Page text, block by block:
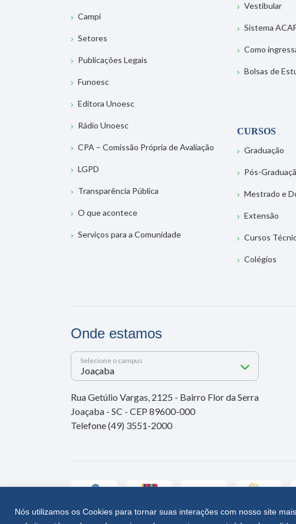
Nós utilizamos os Cookies para tornar suas interações com nosso site
Campi
Setores
Publicações Legais
Funoesc
Editora Unoesc
Rádio Unoesc
CPA – Comissão Própria de Avaliação
LGPD
Transparência Pública
O que acontece
Serviços para a Comunidade
Vestibular
Sistema
Como
Bolsas de
CURSOS
Graduação
Pós-
Mestrado e
Extensão
Cursos
Colégios
Onde estamos
Selecione o campus
Rua Getúlio Vargas, 2125 - Bairro Flor da Serra
Joaçaba - SC - CEP 89600-000
Telefone (49) 3551-2000